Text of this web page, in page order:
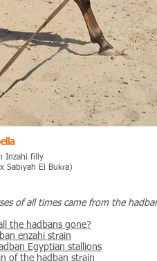
Inzahi filly
Sabiyah El Bukra)
of all times came from the
the hadbans gone?
enzahi strain
Egyptian stallions
of the hadban strain